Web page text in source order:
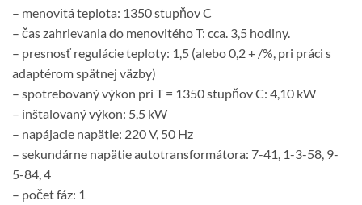
– menovitá teplota: 1350 stupňov C
– čas zahrievania do menovitého T: cca. 3,5 hodiny.
– presnosť regulácie teploty: 1,5 (alebo 0,2 + /%, pri práci s
adaptérom spätnej väzby)
– spotrebovaný výkon pri T = 1350 stupňov C: 4,10 kW
– inštalovaný výkon: 5,5 kW
– napájacie napätie: 220 V, 50 Hz
– sekundárne napätie autotransformátora: 7-41, 1-3-58, 9-
5-84, 4
– počet fáz: 1